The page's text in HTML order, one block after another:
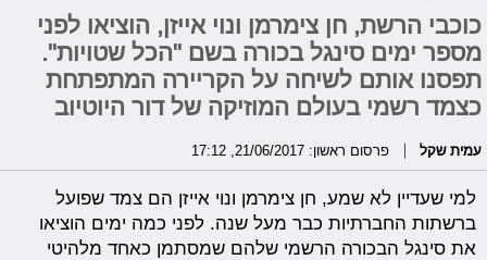
כוכבי הרשת, חן צימרמן ונוי אייזן, הוציאו לפני
מספר ימים סינגל בכורה בשם "הכל שטויות".
תפסנו אותם לשיחה על הקריירה המתפתחת
כצמד רשמי בעולם המוזיקה של דור היוטיוב
עמית שקל פרסום ראשון: 21/06/2017, 17:12
למי שעדיין לא שמע, חן צימרמן ונוי אייזן הם צמד שפועל
ברשתות החברתיות כבר מעל שנה. לפני כמה ימים הוציאו
את סינגל הבכורה הרשמי שלהם שמסתמן כאחד מלהיטי